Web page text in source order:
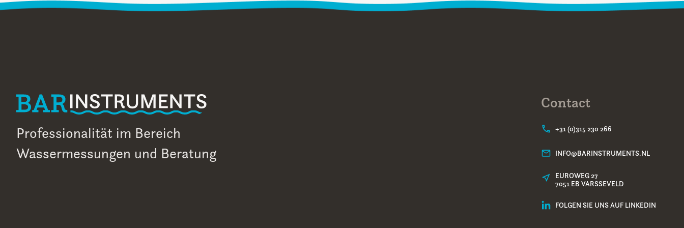
Professionalität im Bereich
Wassermessungen und Beratung
Contact
+31 (0)315 230 266
INFO@BARINSTRUMENTS.NL
EUROWEG 27
7051 EB VARSSEVELD
FOLGEN SIE UNS AUF LINKEDIN